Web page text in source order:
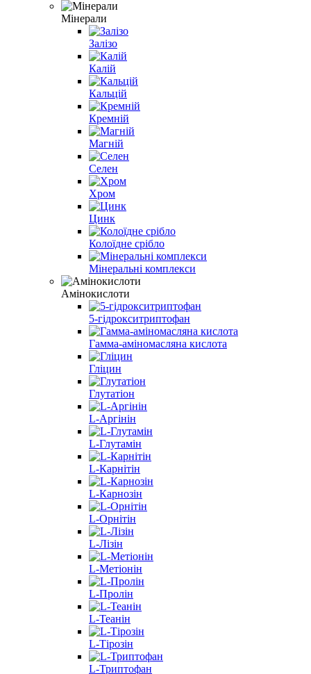
Мінерали
Залізо
Калій
Кальцій
Кремній
Магній
Селен
Хром
Цинк
Колоїдне срібло
Мінеральні комплекси
Амінокислоти
5-гідрокситриптофан
Гамма-аміномасляна кислота
Гліцин
Глутатіон
L-Аргінін
L-Глутамін
L-Карнітін
L-Карнозін
L-Орнітін
L-Лізін
L-Метіонін
L-Пролін
L-Теанін
L-Тірозін
L-Триптофан